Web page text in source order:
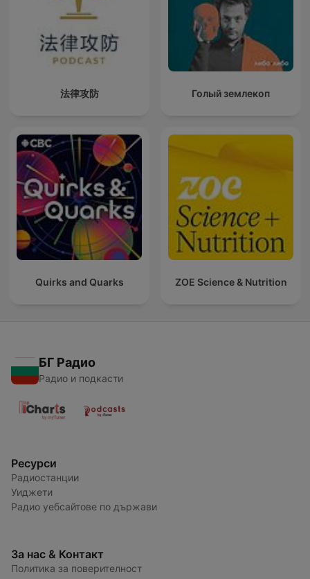
法律攻防 Голый землекоп
Quirks and Quarks ZOE Science & Nutrition
БГ Радио
Радио и подкасти
Ресурси
Радиостанции
Уиджети
Радио уебсайтове по държави
За нас & Контакт
Политика за поверителност